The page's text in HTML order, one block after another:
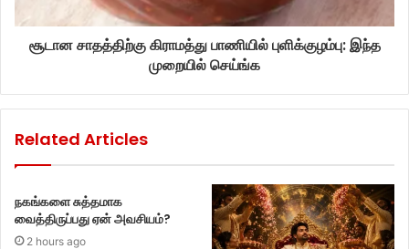
சூடான சாதத்திற்கு கிராமத்து பாணியில் புளிக்குழம்பு: இந்த
முறையில் செய்ங்க
Related Articles
நகங்களை சுத்தமாக
வைத்திருப்பது ஏன் அவசியம்?
2 hours ago